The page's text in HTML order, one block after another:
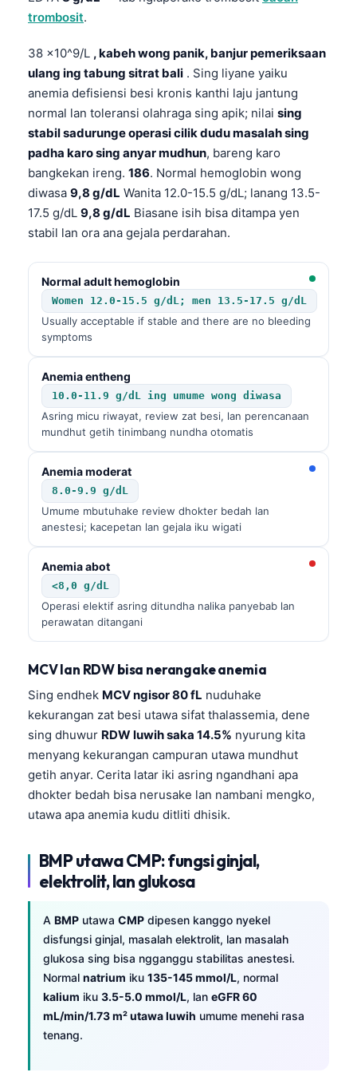
trombosit.
38 x10^9/L , kabeh wong panik, banjur pemeriksaan
ulang ing tabung sitrat bali . Sing liyane yaiku
anemia defisiensi besi kronis kanthi laju jantung
normal lan toleransi olahraga sing apik; nilai sing
stabil sadurunge operasi cilik dudu masalah sing
padha karo sing anyar mudhun, bareng karo
bangkekan ireng. 186. Normal hemoglobin wong
diwasa 9,8 g/dL Wanita 12.0-15.5 g/dL; lanang 13.5-
17.5 g/dL 9,8 g/dL Biasane isih bisa ditampa yen
stabil lan ora ana gejala perdarahan.
Normal adult hemoglobin
Women 12.0-15.5 g/dL; men 13.5-17.5 g/dL
Usually acceptable if stable and there are no bleeding
symptoms
Anemia entheng
10.0-11.9 g/dL ing umume wong diwasa
Asring micu riwayat, review zat besi, lan perencanaan
mundhut getih tinimbang nundha otomatis
Anemia moderat
8.0-9.9 g/dL
Umume mbutuhake review dhokter bedah lan
anestesi; kacepetan lan gejala iku wigati
Anemia abot
<8,0 g/dL
Operasi elektif asring ditundha nalika panyebab lan
perawatan ditangani
MCV lan RDW bisa nerangake anemia
Sing endhek MCV ngisor 80 fL nuduhake
kekurangan zat besi utawa sifat thalassemia, dene
sing dhuwur RDW luwih saka 14.5% nyurung kita
menyang kekurangan campuran utawa mundhut
getih anyar. Cerita latar iki asring ngandhani apa
dhokter bedah bisa nerusake lan nambani mengko,
utawa apa anemia kudu ditliti dhisik.
BMP utawa CMP: fungsi ginjal,
elektrolit, lan glukosa
A BMP utawa CMP dipesen kanggo nyekel
disfungsi ginjal, masalah elektrolit, lan masalah
glukosa sing bisa ngganggu stabilitas anestesi.
Normal natrium iku 135-145 mmol/L, normal
kalium iku 3.5-5.0 mmol/L, lan eGFR 60
mL/min/1.73 m² utawa luwih umume menehi rasa
tenang.